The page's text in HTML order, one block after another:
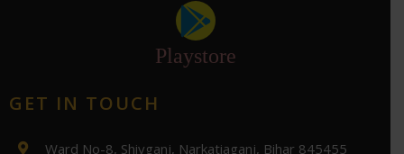
Playstore
GET IN TOUCH
Ward No-8, Shivganj, Narkatiaganj, Bihar 845455